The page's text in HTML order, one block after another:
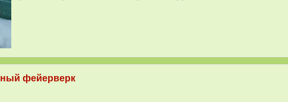
фейерверк